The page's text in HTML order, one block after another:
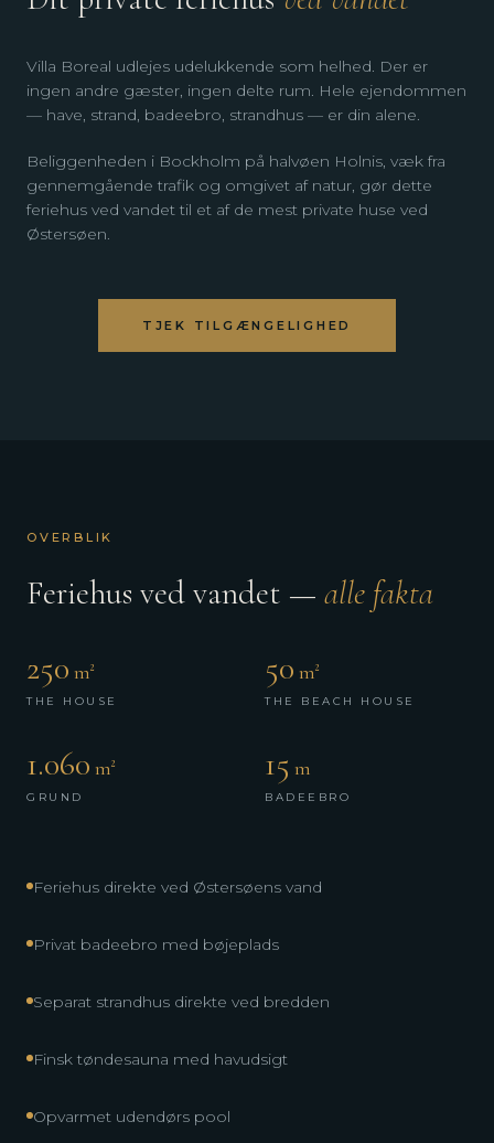
Villa Boreal udlejes udelukkende som helhed. Der er
ingen andre gæster, ingen delte rum. Hele ejendommen
— have, strand, badeebro, strandhus — er din alene.
Beliggenheden i Bockholm på halvøen Holnis, væk fra
gennemgående trafik og omgivet af natur, gør dette
feriehus ved vandet til et af de mest private huse ved
Østersøen.
TJEK TILGÆNGELIGHED
OVERBLIK
Feriehus ved vandet — alle fakta
250 m²
THE HOUSE
50 m²
THE BEACH HOUSE
1.060 m²
GRUND
15 m
BADEEBRO
Feriehus direkte ved Østersøens vand
Privat badeebro med bøjeplads
Separat strandhus direkte ved bredden
Finsk tøndesauna med havudsigt
Opvarmet udendørs pool